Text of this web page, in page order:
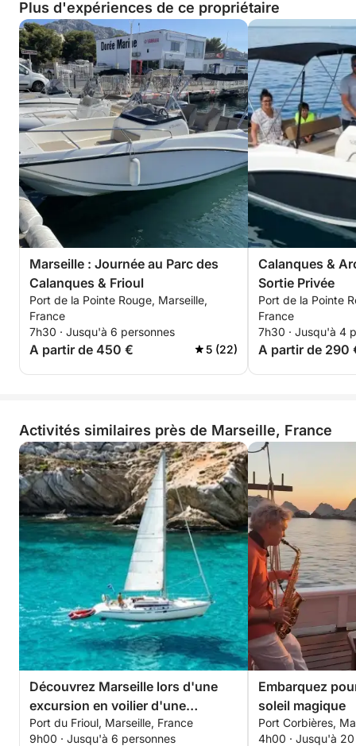
Plus d'expériences de ce propriétaire
Marseille : Journée au Parc des
Calanques & Frioul
Port de la Pointe Rouge, Marseille,
France
7h30 · Jusqu'à 6 personnes
A partir de 450 € 5 (22)
Calanques &
Sortie Privée
Port de la Pointe
France
7h30 · Jusqu'à 4
A partir de 290
Activités similaires près de Marseille, France
Découvrez Marseille lors d'une
excursion en voilier d'une
journée.
Port du Frioul, Marseille, France
9h00 · Jusqu'à 6 personnes
Embarquez
soleil magique
Port Corbières,
4h00 · Jusqu'à